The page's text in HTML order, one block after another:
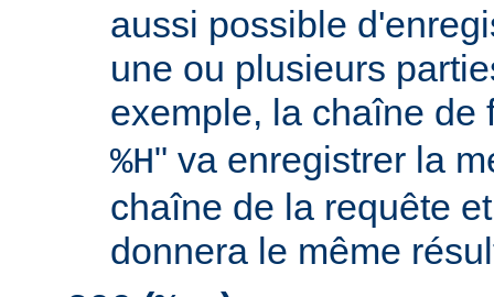
aussi possible
une ou plusieurs
exemple, la chaîne de
%H" va enregistrer la
chaîne de la requête
donnera le même